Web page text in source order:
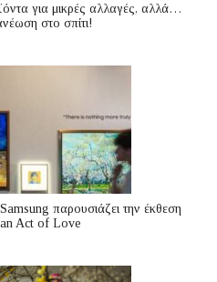
για μικρές αλλαγές, αλλά…
στο σπίτι!
παρουσιάζει την έκθεση
Act of Love